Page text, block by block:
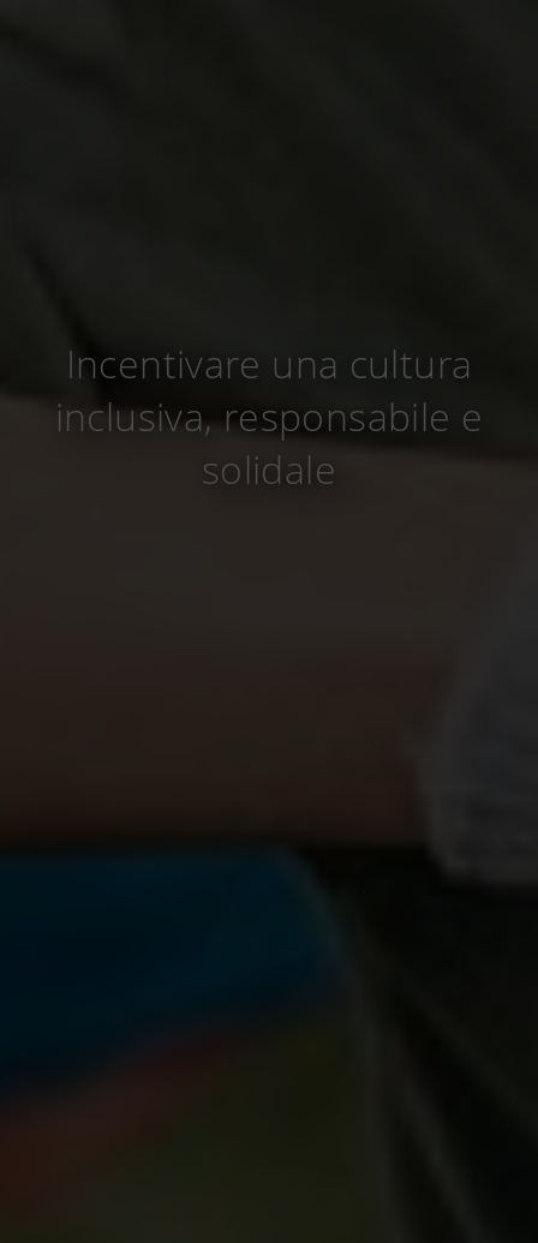
Incentivare una cultura
inclusiva, responsabile e
solidale